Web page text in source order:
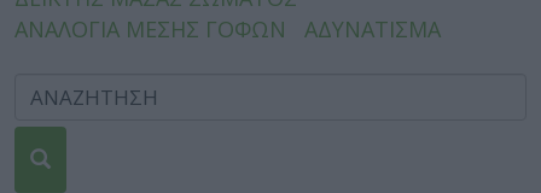
ΑΝΑΛΟΓΙΑ ΜΕΣΗΣ ΓΟΦΩΝ
ΑΔΥΝΑΤΙΣΜΑ